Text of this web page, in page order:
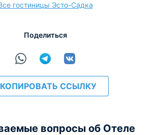
гостиницы Эсто-Садка
Поделиться
ССЫЛКУ
вопросы об Отеле